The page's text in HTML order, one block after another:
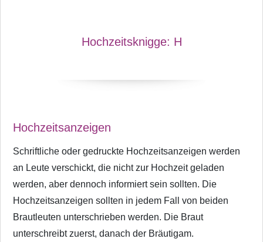
Hochzeitsknigge: H
Hochzeitsanzeigen
Schriftliche oder gedruckte Hochzeitsanzeigen werden
an Leute verschickt, die nicht zur Hochzeit geladen
werden, aber dennoch informiert sein sollten. Die
Hochzeitsanzeigen sollten in jedem Fall von beiden
Brautleuten unterschrieben werden. Die Braut
unterschreibt zuerst, danach der Bräutigam.